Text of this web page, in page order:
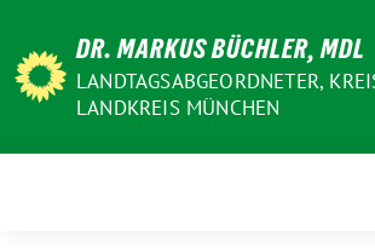
zum
Inhalt
DR. MARKUS BÜCHLER, MDL
LANDTAGSABGEORDNETER,
LANDKREIS MÜNCHEN